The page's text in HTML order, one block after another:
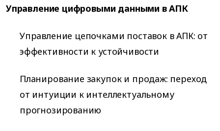
Управление цифровыми данными в АПК
Управление цепочками поставок в АПК: от
эффективности к устойчивости
Планирование закупок и продаж: переход
от интуиции к интеллектуальному
прогнозированию